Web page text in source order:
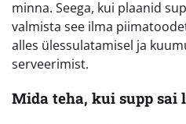
minna. Seega, kui plaanid
valmista see ilma
alles ülessulatamisel ja
serveerimist.
Mida teha, kui supp sai